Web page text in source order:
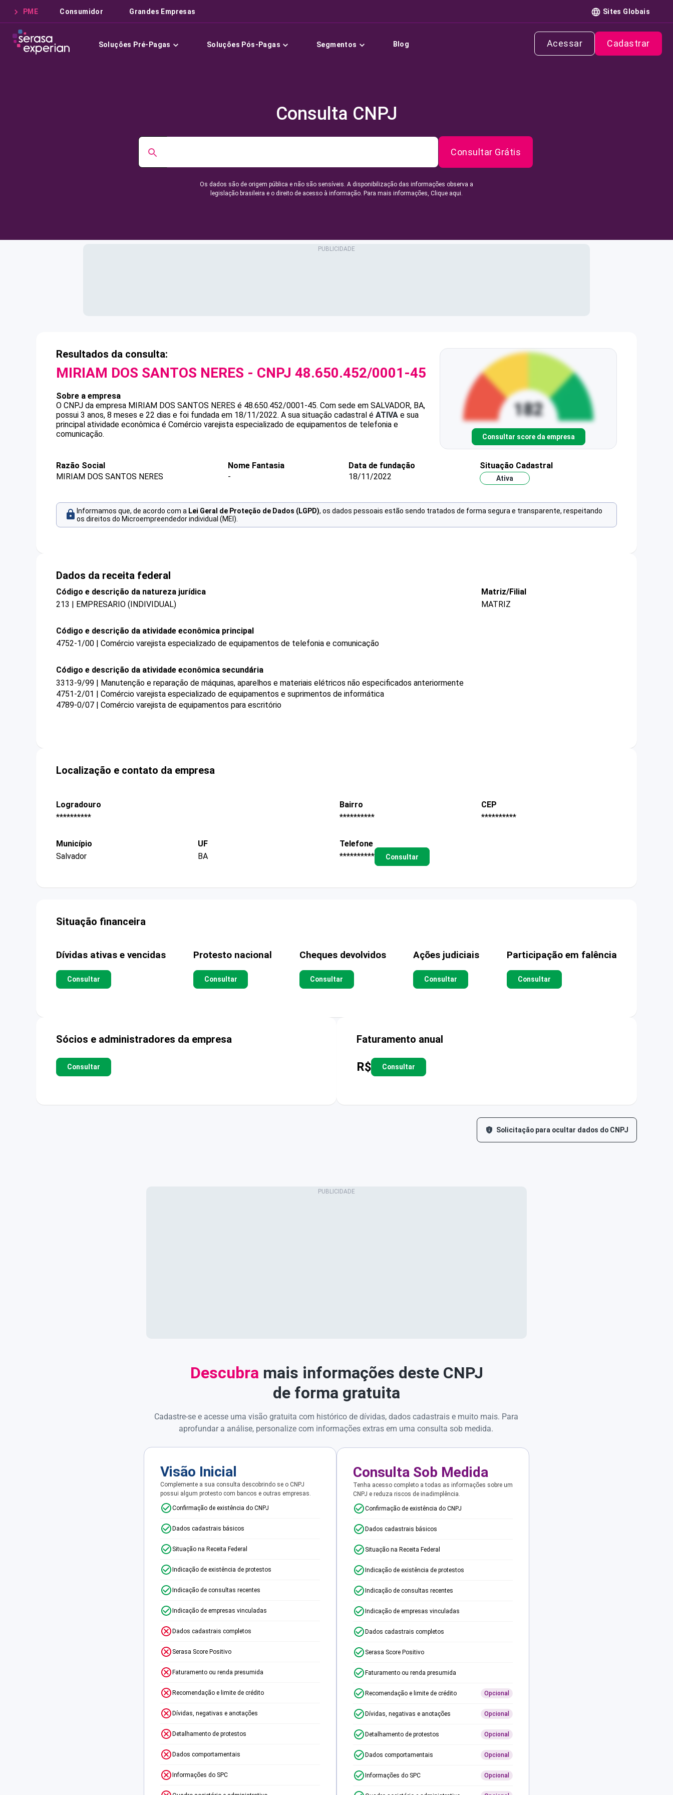
PME Consumidor Grandes Empresas Sites Globais
Soluções Pré-Pagas Soluções Pós-Pagas Segmentos Blog Acessar Cadastrar
Consulta CNPJ
Consultar Grátis
Os dados são de origem pública e não são sensíveis. A disponibilização das informações observa a
legislação brasileira e o direito de acesso à informação. Para mais informações, Clique aqui.
Resultados da consulta:
MIRIAM DOS SANTOS NERES - CNPJ 48.650.452/0001-45
Sobre a empresa
O CNPJ da empresa MIRIAM DOS SANTOS NERES é 48.650.452/0001-45. Com sede em SALVADOR, BA,
possui 3 anos, 8 meses e 22 dias e foi fundada em 18/11/2022. A sua situação cadastral é ATIVA e sua
principal atividade econômica é Comércio varejista especializado de equipamentos de telefonia e
comunicação.
Consultar score da empresa
Razão Social
MIRIAM DOS SANTOS NERES
Nome Fantasia
-
Data de fundação
18/11/2022
Situação Cadastral
Ativa
Informamos que, de acordo com a Lei Geral de Proteção de Dados (LGPD), os dados pessoais estão sendo tratados de forma segura e transparente, respeitando
os direitos do Microempreendedor individual (MEI).
Dados da receita federal
Código e descrição da natureza jurídica
213 | EMPRESARIO (INDIVIDUAL)
Matriz/Filial
MATRIZ
Código e descrição da atividade econômica principal
4752-1/00 | Comércio varejista especializado de equipamentos de telefonia e comunicação
Código e descrição da atividade econômica secundária
3313-9/99 | Manutenção e reparação de máquinas, aparelhos e materiais elétricos não especificados anteriormente
4751-2/01 | Comércio varejista especializado de equipamentos e suprimentos de informática
4789-0/07 | Comércio varejista de equipamentos para escritório
Localização e contato da empresa
Logradouro
**********
Bairro
**********
CEP
**********
Município
Salvador
UF
BA
Telefone
**********
Consultar
Situação financeira
Dívidas ativas e vencidas
Consultar
Protesto nacional
Consultar
Cheques devolvidos
Consultar
Ações judiciais
Consultar
Participação em falência
Consultar
Sócios e administradores da empresa
Consultar
Faturamento anual
R$ Consultar
Solicitação para ocultar dados do CNPJ
Descubra mais informações deste CNPJ
de forma gratuita
Cadastre-se e acesse uma visão gratuita com histórico de dívidas, dados cadastrais e muito mais. Para
aprofundar a análise, personalize com informações extras em uma consulta sob medida.
Visão Inicial
Complemente a sua consulta descobrindo se o CNPJ
possui algum protesto com bancos e outras empresas.
Confirmação de existência do CNPJ
Dados cadastrais básicos
Situação na Receita Federal
Indicação de existência de protestos
Indicação de consultas recentes
Indicação de empresas vinculadas
Dados cadastrais completos
Serasa Score Positivo
Faturamento ou renda presumida
Recomendação e limite de crédito
Dívidas, negativas e anotações
Detalhamento de protestos
Dados comportamentais
Informações do SPC
Consulta Sob Medida
Tenha acesso completo a todas as informações sobre um
CNPJ e reduza riscos de inadimplência.
Confirmação de existência do CNPJ
Dados cadastrais básicos
Situação na Receita Federal
Indicação de existência de protestos
Indicação de consultas recentes
Indicação de empresas vinculadas
Dados cadastrais completos
Serasa Score Positivo
Faturamento ou renda presumida
Recomendação e limite de crédito Opcional
Dívidas, negativas e anotações Opcional
Detalhamento de protestos Opcional
Dados comportamentais Opcional
Informações do SPC Opcional